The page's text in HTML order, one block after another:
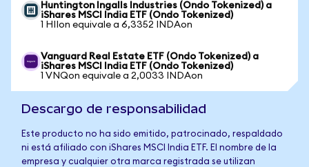
Huntington Ingalls Industries (Ondo Tokenized) a
iShares MSCI India ETF (Ondo Tokenized)
1 HIIon equivale a 6,3352 INDAon
Vanguard Real Estate ETF (Ondo Tokenized) a
iShares MSCI India ETF (Ondo Tokenized)
1 VNQon equivale a 2,0033 INDAon
Descargo de responsabilidad
Este producto no ha sido emitido, patrocinado, respaldado
ni está afiliado con iShares MSCI India ETF. El nombre de la
empresa y cualquier otra marca registrada se utilizan